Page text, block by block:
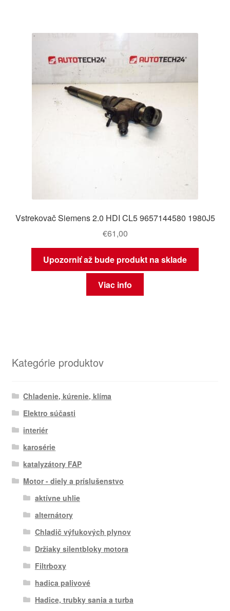
Vstrekovač Siemens 2.0 HDI CL5 9657144580 1980J5
€61,00
Upozorniť až bude produkt na sklade
Viac info
Kategórie produktov
Chladenie, kúrenie, klíma
Elektro súčasti
interiér
karosérie
katalyzátory FAP
Motor - diely a príslušenstvo
aktívne uhlie
alternátory
Chladič výfukových plynov
Držiaky silentbloky motora
Filtrboxy
hadica palivové
Hadice, trubky sania a turba